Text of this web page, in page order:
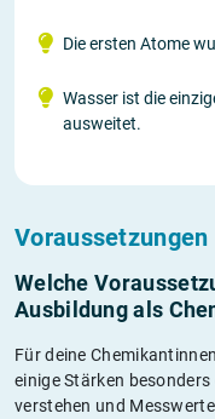
Die ersten Atome
Wasser ist die
ausweitet.
Voraussetzungen
Welche
Ausbildung als
Für deine
einige Stärken
verstehen und